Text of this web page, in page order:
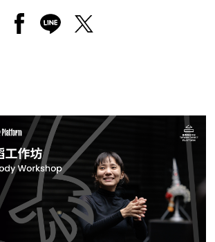
另開新視窗分享至facebook
另開新視窗分享至line
另開新視窗分享至